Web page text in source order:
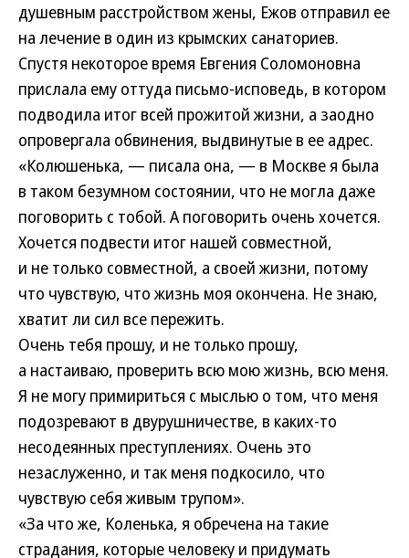
душевным расстройством жены, Ежов отправил ее
на лечение в один из крымских санаториев.
Спустя некоторое время Евгения Соломоновна
прислала ему оттуда письмо-исповедь, в котором
подводила итог всей прожитой жизни, а заодно
опровергала обвинения, выдвинутые в ее адрес.
«Колюшенька, — писала она, — в Москве я была
в таком безумном состоянии, что не могла даже
поговорить с тобой. А поговорить очень хочется.
Хочется подвести итог нашей совместной,
и не только совместной, а своей жизни, потому
что чувствую, что жизнь моя окончена. Не знаю,
хватит ли сил все пережить.
Очень тебя прошу, и не только прошу,
а настаиваю, проверить всю мою жизнь, всю меня.
Я не могу примириться с мыслью о том, что меня
подозревают в двурушничестве, в каких-то
несодеянных преступлениях. Очень это
незаслуженно, и так меня подкосило, что
чувствую себя живым трупом».
«За что же, Коленька, я обречена на такие
страдания, которые человеку и придумать